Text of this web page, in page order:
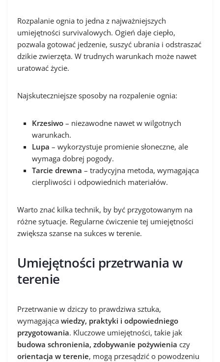
Rozpalanie ognia to jedna z najważniejszych
umiejętności survivalowych. Ogień daje ciepło,
pozwala gotować jedzenie, suszyć ubrania i odstraszać
dzikie zwierzęta. W trudnych warunkach może nawet
uratować życie.
Najskuteczniejsze sposoby na rozpalenie ognia:
Krzesiwo – niezawodne nawet w wilgotnych
warunkach.
Lupa – wykorzystuje promienie słoneczne, ale
wymaga dobrej pogody.
Tarcie drewna – tradycyjna metoda, wymagająca
cierpliwości i odpowiednich materiałów.
Warto znać kilka technik, by być przygotowanym na
różne sytuacje. Regularne ćwiczenie tej umiejętności
zwiększa szanse na sukces w terenie.
Umiejętności przetrwania w
terenie
Przetrwanie w dziczy to prawdziwa sztuka,
wymagająca wiedzy, praktyki i odpowiedniego
przygotowania. Kluczowe umiejętności, takie jak
budowa schronienia, zdobywanie pożywienia czy
orientacja w terenie, mogą przesądzić o powodzeniu